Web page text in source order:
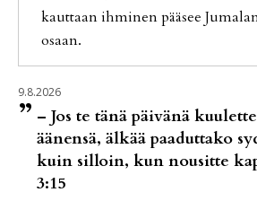
kaut­taan ih­mi­nen pää­see
osaan.
9.8.2026
” – Jos te tänä päivänä
äänensä, älkää paaduttako
kuin silloin, kun nousitte
3:15